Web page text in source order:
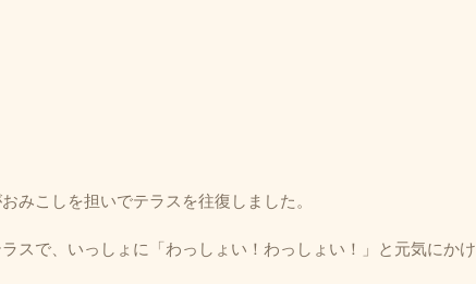
みこしを担いでテラスを往復しました。
スで、いっしょに「わっしょい！わっしょい！」と元気にかけ